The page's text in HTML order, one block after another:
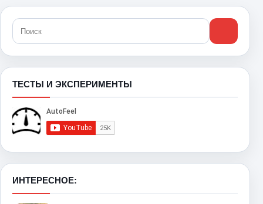
ТЕСТЫ И ЭКСПЕРИМЕНТЫ
ИНТЕРЕСНОЕ: